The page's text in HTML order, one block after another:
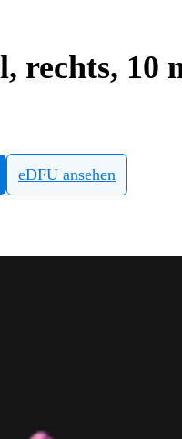
rechts, 10
eDFU ansehen